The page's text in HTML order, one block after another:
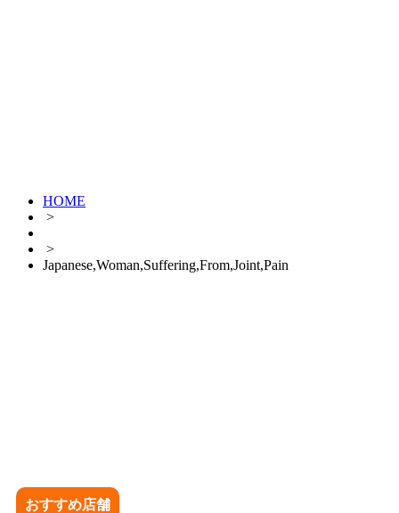
HOME
>
>
Japanese,Woman,Suffering,From,Joint,Pain
おすすめ店舗